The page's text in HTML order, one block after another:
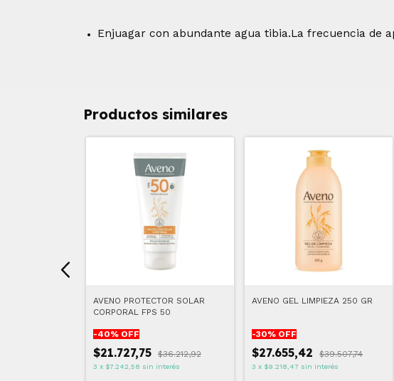
Enjuagar con abundante agua tibia.La frecuencia de
Productos similares
AVENO PROTECTOR SOLAR
CORPORAL FPS 50
-40% OFF
$21.727,75 $36.212,92
3 x $7.242,58 sin interés
AVENO GEL LIMPIEZA 250 GR
-30% OFF
$27.655,42 $39.507,74
3 x $9.218,47 sin interés